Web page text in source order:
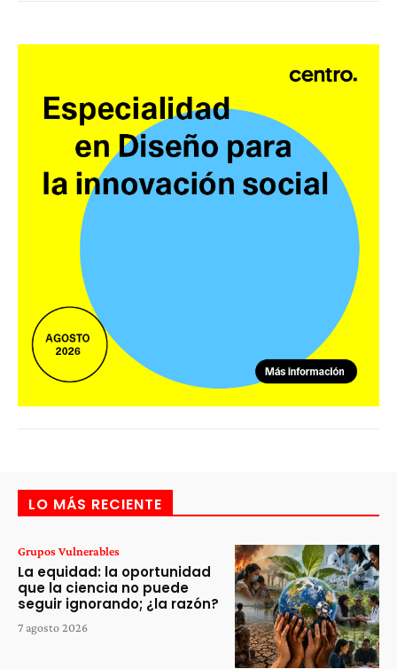
LO MÁS RECIENTE
Grupos Vulnerables
La equidad: la oportunidad
que la ciencia no puede
seguir ignorando; ¿la razón?
7 agosto 2026